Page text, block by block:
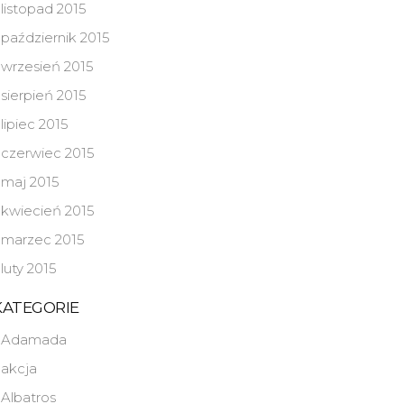
listopad 2015
październik 2015
wrzesień 2015
sierpień 2015
lipiec 2015
czerwiec 2015
maj 2015
kwiecień 2015
marzec 2015
luty 2015
Adamada
akcja
Albatros